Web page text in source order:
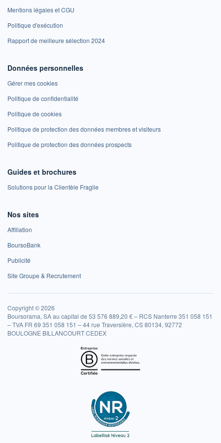
Mentions légales et CGU
Politique d'exécution
Rapport de meilleure sélection 2024
Données personnelles
Gérer mes cookies
Politique de confidentialité
Politique de cookies
Politique de protection des données membres et visiteurs
Politique de protection des données prospects
Guides et brochures
Solutions pour la Clientèle Fragile
Nos sites
Affiliation
BoursoBank
Publicité
Site Groupe & Recrutement
Copyright © 2026
Boursorama, SA au capital de 53 576 889,20 € – RCS Nanterre 351 058 151
– TVA FR 69 351 058 151 – 44 rue Traversière, CS 80134, 92772
BOULOGNE BILLANCOURT CEDEX